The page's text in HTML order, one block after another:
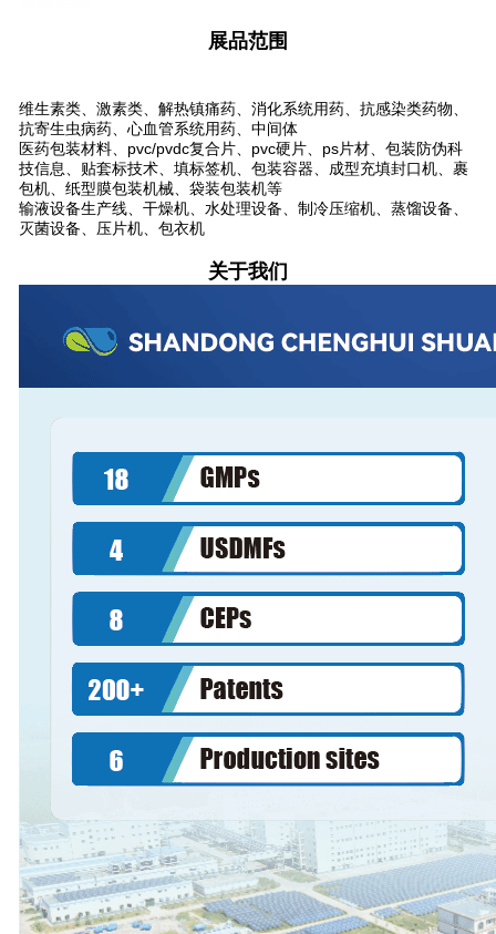
展品范围
维生素类、激素类、解热镇痛药、消化系统用药、抗感染类药物、
抗寄生虫病药、心血管系统用药、中间体
医药包装材料、pvc/pvdc复合片、pvc硬片、ps片材、包装防伪科
技信息、贴套标技术、填标签机、包装容器、成型充填封口机、裹
包机、纸型膜包装机械、袋装包装机等
输液设备生产线、干燥机、水处理设备、制冷压缩机、蒸馏设备、
灭菌设备、压片机、包衣机
关于我们